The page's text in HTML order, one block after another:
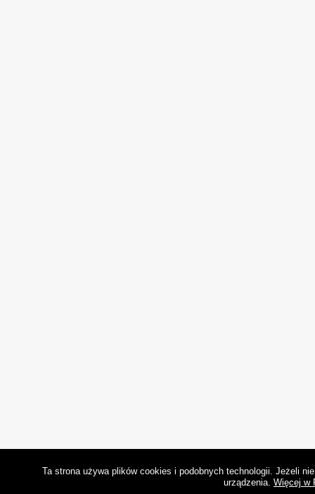
Ta strona używa plików cookies i podobnych technologii. Jeżeli
urządzenia. Więcej w